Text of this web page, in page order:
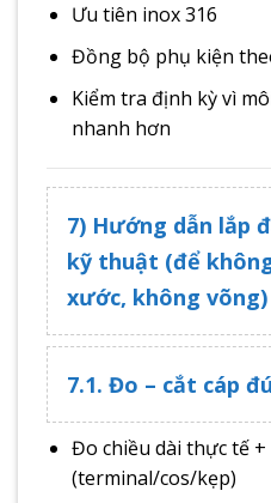
Ưu tiên inox 316
Đồng bộ phụ kiện
Kiểm tra định kỳ vì
nhanh hơn
7) Hướng dẫn lắp
kỹ thuật (để
xước, không võng)
7.1. Đo – cắt cáp
Đo chiều dài thực tế
(terminal/cos/kẹp)